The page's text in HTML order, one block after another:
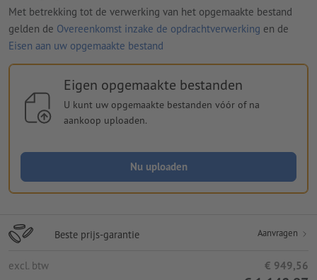
Met betrekking tot de verwerking van het opgemaakte bestand
gelden de Overeenkomst inzake de opdrachtverwerking en de
Eisen aan uw opgemaakte bestand
Eigen opgemaakte bestanden
U kunt uw opgemaakte bestanden vóór of na
aankoop uploaden.
Nu uploaden
Beste prijs-garantie Aanvragen
excl. btw € 949,56